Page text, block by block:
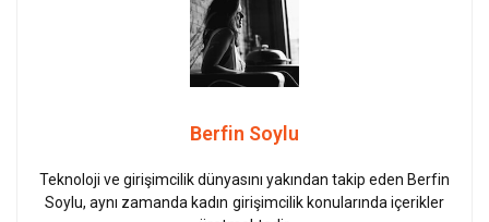
Berfin Soylu
Teknoloji ve girişimcilik dünyasını yakından takip eden Berfin
Soylu, aynı zamanda kadın girişimcilik konularında içerikler